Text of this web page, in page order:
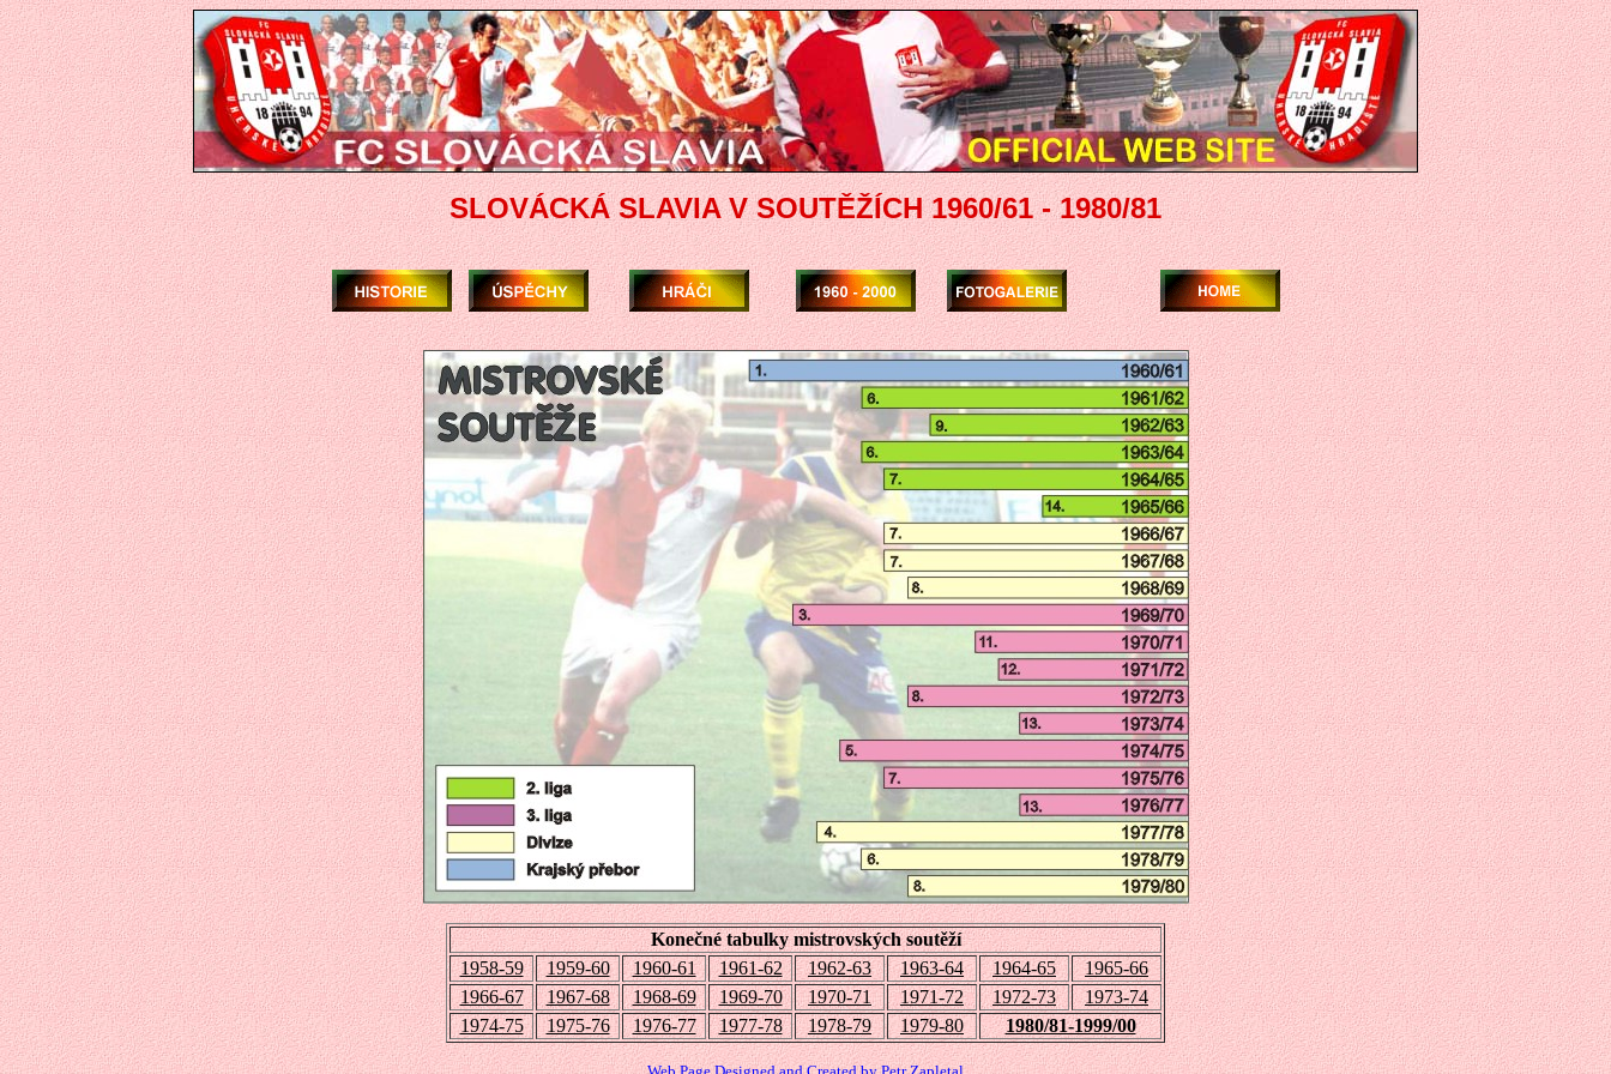
SLOVÁCKÁ SLAVIA V SOUTĚŽÍCH 1960/61 - 1980/81
Konečné tabulky mistrovských soutěží
1958-59
1959-60 1960-61 1961-62 1962-63 1963-64 1964-65
1965-66
1966-67
1967-68 1968-69 1969-70 1970-71 1971-72 1972-73
1973-74
1974-75
1975-76 1976-77 1977-78 1978-79 1979-80 1980/81-1999/00